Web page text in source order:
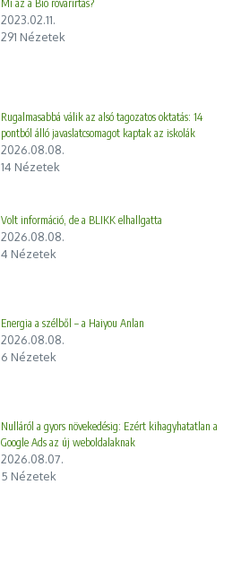
Mi az a Bio rovarirtás?
2023.02.11.
291 Nézetek
Rugalmasabbá válik az alsó tagozatos oktatás: 14
pontból álló javaslatcsomagot kaptak az iskolák
2026.08.08.
14 Nézetek
Volt információ, de a BLIKK elhallgatta
2026.08.08.
4 Nézetek
Energia a szélből – a Haiyou Anlan
2026.08.08.
6 Nézetek
Nulláról a gyors növekedésig: Ezért kihagyhatatlan a
Google Ads az új weboldalaknak
2026.08.07.
5 Nézetek